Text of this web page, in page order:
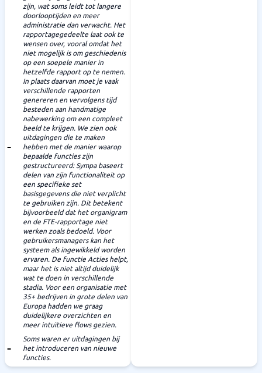
zijn, wat soms leidt tot langere
doorlooptijden en meer
administratie dan verwacht. Het
rapportagegedeelte laat ook te
wensen over, vooral omdat het
niet mogelijk is om geschiedenis
op een soepele manier in
hetzelfde rapport op te nemen.
In plaats daarvan moet je vaak
verschillende rapporten
genereren en vervolgens tijd
besteden aan handmatige
nabewerking om een compleet
beeld te krijgen. We zien ook
uitdagingen die te maken
hebben met de manier waarop
bepaalde functies zijn
gestructureerd: Sympa baseert
delen van zijn functionaliteit op
een specifieke set
basisgegevens die niet verplicht
te gebruiken zijn. Dit betekent
bijvoorbeeld dat het organigram
en de FTE-rapportage niet
werken zoals bedoeld. Voor
gebruikersmanagers kan het
systeem als ingewikkeld worden
ervaren. De functie Acties helpt,
maar het is niet altijd duidelijk
wat te doen in verschillende
stadia. Voor een organisatie met
35+ bedrijven in grote delen van
Europa hadden we graag
duidelijkere overzichten en
meer intuïtieve flows gezien.
Soms waren er uitdagingen bij
het introduceren van nieuwe
functies.